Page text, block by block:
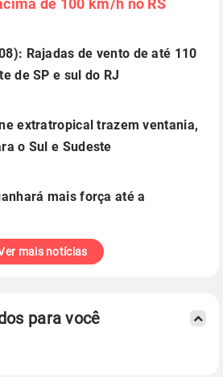
de 100 km/h no RS
Rajadas de vento de até 110
de SP e sul do RJ
extratropical trazem ventania,
o Sul e Sudeste
mais força até a
mais notícias
para você